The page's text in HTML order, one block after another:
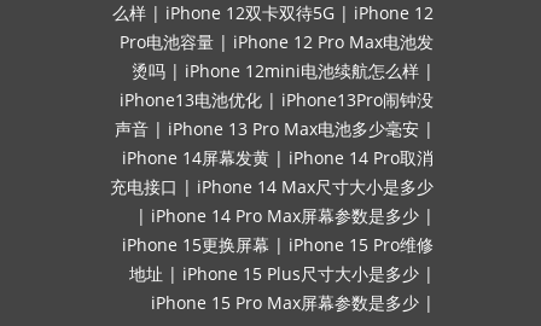
么样 | iPhone 12双卡双待5G | iPhone 12
Pro电池容量 | iPhone 12 Pro Max电池发
烫吗 | iPhone 12mini电池续航怎么样 |
iPhone13电池优化 | iPhone13Pro闹钟没
声音 | iPhone 13 Pro Max电池多少毫安 |
iPhone 14屏幕发黄 | iPhone 14 Pro取消
充电接口 | iPhone 14 Max尺寸大小是多少
| iPhone 14 Pro Max屏幕参数是多少 |
iPhone 15更换屏幕 | iPhone 15 Pro维修
地址 | iPhone 15 Plus尺寸大小是多少 |
iPhone 15 Pro Max屏幕参数是多少 |